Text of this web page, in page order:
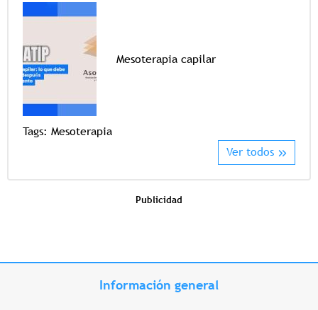
Mesoterapia capilar
Tags: Mesoterapia
Ver todos
Publicidad
Información general